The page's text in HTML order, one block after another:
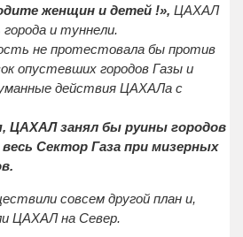
женщин и детей !», ЦАХАЛ
и туннели.
не протестовала бы против
опустевших городов Газы и
действия ЦАХАЛа с
ЦАХАЛ занял бы руины городов
Сектор Газа при мизерных
совсем другой план и,
ЦАХАЛ на Север.